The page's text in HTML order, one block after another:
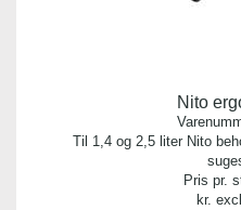
Nito
Til 1,4 og 2,5 liter Nito
Pris pr.
kr.